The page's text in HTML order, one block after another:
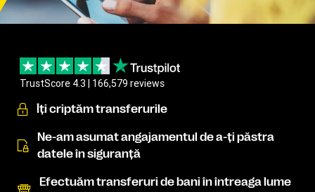
TrustScore 4.3 | 166,579 reviews
Îţi criptăm transferurile
Ne-am asumat angajamentul de a-ţi păstra
datele în siguranţă
Efectuăm transferuri de bani în întreaga lume